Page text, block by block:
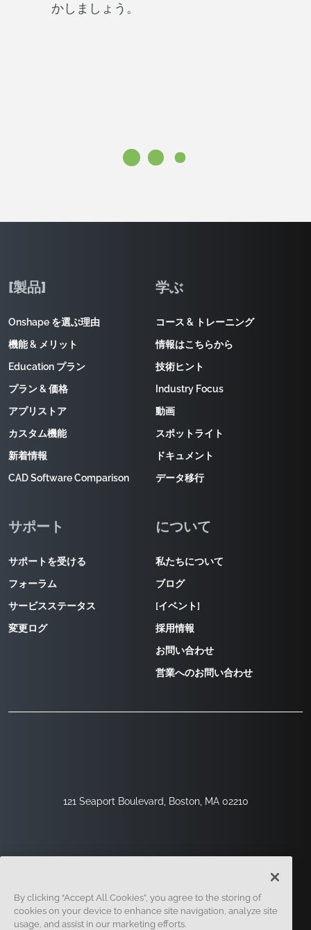
かしましょう。
121 Seaport Boulevard, Boston, MA 02210
[製品]
Onshape を選ぶ理由
機能 & メリット
Education プラン
プラン & 価格
アプリストア
カスタム機能
新着情報
CAD Software Comparison
学ぶ
コース & トレーニング
情報はこちらから
技術ヒント
Industry Focus
動画
スポットライト
ドキュメント
データ移行
サポート
サポートを受ける
フォーラム
サービスステータス
変更ログ
について
私たちについて
ブログ
[イベント]
採用情報
お問い合わせ
営業へのお問い合わせ
By clicking “Accept All Cookies”, you agree to the storing of
cookies on your device to enhance site navigation, analyze site
usage, and assist in our marketing efforts.